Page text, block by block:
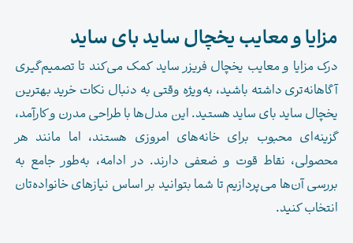
مزایا و معایب یخچال ساید بای ساید
درک مزایا و معایب یخچال فریزر ساید کمک می‌کند تا تصمیم‌گیری
آگاهانه‌تری داشته باشید، به‌ویژه وقتی به دنبال نکات خرید بهترین
یخچال ساید بای ساید هستید. این مدل‌ها با طراحی مدرن و کارآمد،
گزینه‌ای محبوب برای خانه‌های امروزی هستند، اما مانند هر
محصولی، نقاط قوت و ضعفی دارند. در ادامه، به‌طور جامع به
بررسی آن‌ها می‌پردازیم تا شما بتوانید بر اساس نیازهای خانواده‌تان
انتخاب کنید.